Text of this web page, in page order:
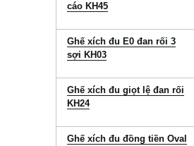
cáo KH45
Ghế xích đu E0 đan rối 3
sợi KH03
Ghế xích đu giọt lệ đan rối
KH24
Ghế xích đu đồng tiền Oval